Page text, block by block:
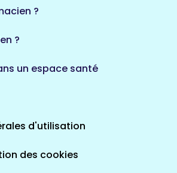
?
?
un espace santé
d'utilisation
des cookies